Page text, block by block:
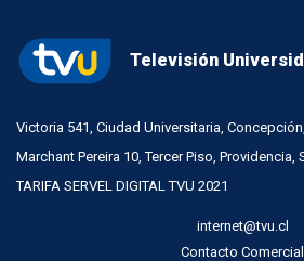
Televisión
Victoria 541, Ciudad Universitaria,
Marchant Pereira 10, Tercer Piso, Providencia,
TARIFA SERVEL DIGITAL TVU 2021
internet@tvu.cl
Contacto Comercial